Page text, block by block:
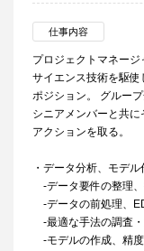
仕事内容
プロジェクトマネー
サイエンス技術を駆使
ポジション。 グルー
シニアメンバーと共
アクションを取る。
・データ分析、モデル
-データ要件の整理
-データの前処理、
-最適な手法の調査
-モデルの作成、精